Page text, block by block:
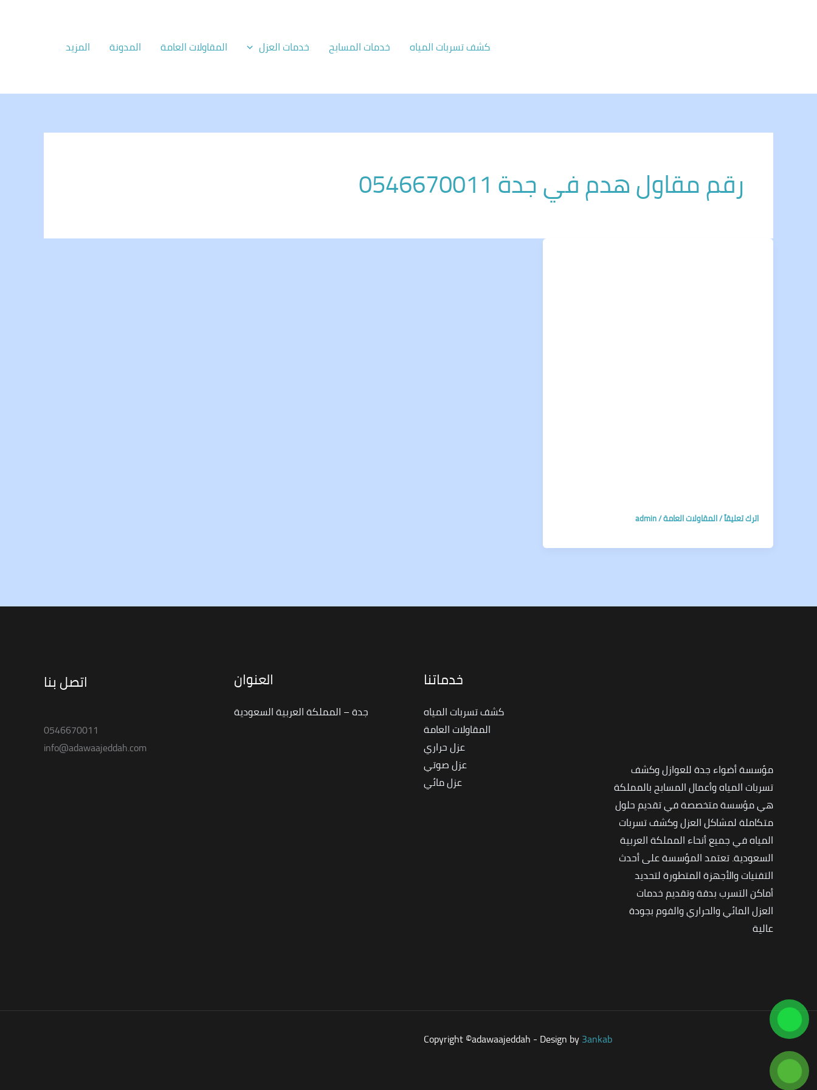
كشف تسربات المياه خدمات المسابح خدمات العزل المقاولات العامة المدونة المزيد
رقم مقاول هدم في جدة 0546670011
اترك تعليقاً/المقاولات العامة/
admin
مؤسسة أضواء جدة للعوازل وكشف
تسربات المياه وأعمال المسابح بالمملكة
هي مؤسسة متخصصة في تقديم حلول
متكاملة لمشاكل العزل وكشف تسربات
المياه في جميع أنحاء المملكة العربية
السعودية. تعتمد المؤسسة على أحدث
التقنيات والأجهزة المتطورة لتحديد
أماكن التسرب بدقة وتقديم خدمات
العزل المائي والحراري والفوم بجودة
عالية
خدماتنا
كشف تسربات المياه
المقاولات العامة
عزل حراري
عزل صوتي
عزل مائي
العنوان
جدة – المملكة العربية السعودية
اتصل بنا
Copyright ©adawaajeddah - Design by3ankab